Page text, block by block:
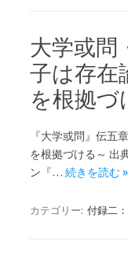
大学或
子は存在
を根拠づ
『大学或問』伝五
を根拠づける～ 出
ン『… 続きを読む »
カテゴリー: 付録二